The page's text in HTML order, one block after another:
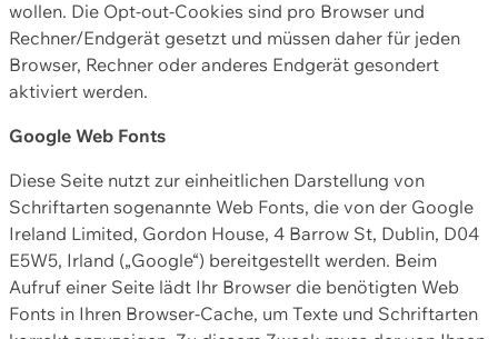
wollen. Die Opt-out-Cookies sind pro Browser und
Rechner/Endgerät gesetzt und müssen daher für jeden
Browser, Rechner oder anderes Endgerät gesondert
aktiviert werden.
Google Web Fonts
Diese Seite nutzt zur einheitlichen Darstellung von
Schriftarten sogenannte Web Fonts, die von der Google
Ireland Limited, Gordon House, 4 Barrow St, Dublin, D04
E5W5, Irland („Google“) bereitgestellt werden. Beim
Aufruf einer Seite lädt Ihr Browser die benötigten Web
Fonts in Ihren Browser-Cache, um Texte und Schriftarten